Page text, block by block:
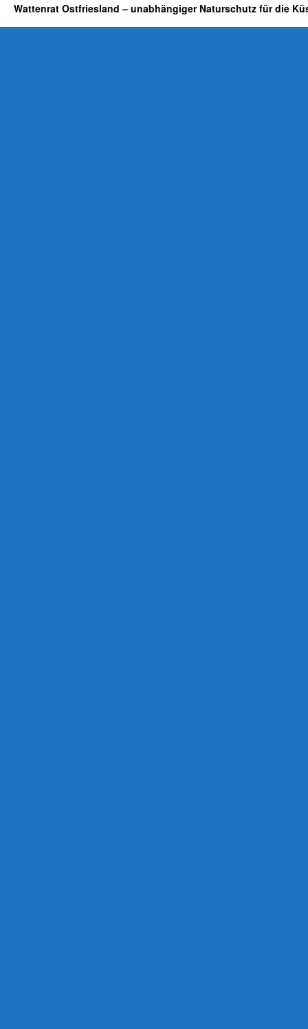
Wattenrat Ostfriesland – unabhängiger Naturschutz für die